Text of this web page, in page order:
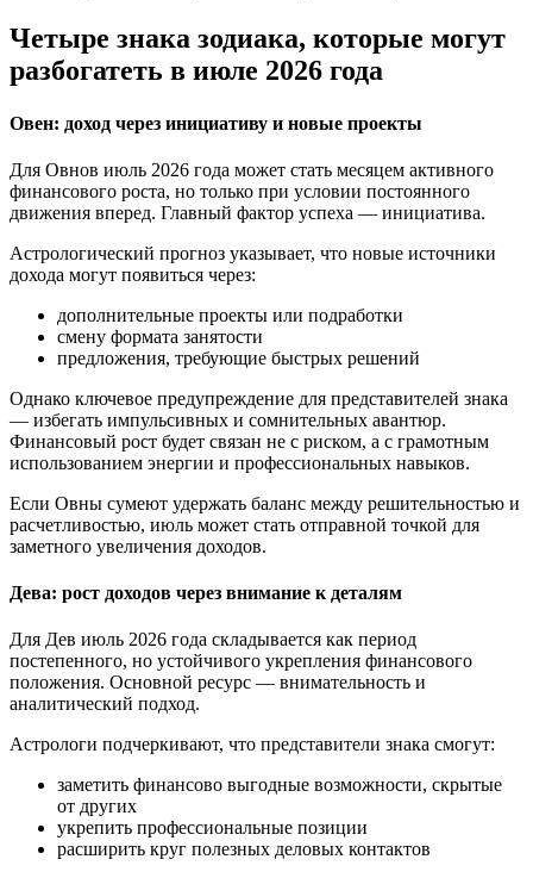
Четыре знака зодиака, которые могут
разбогатеть в июле 2026 года
Овен: доход через инициативу и новые проекты
Для Овнов июль 2026 года может стать месяцем активного
финансового роста, но только при условии постоянного
движения вперед. Главный фактор успеха — инициатива.
Астрологический прогноз указывает, что новые источники
дохода могут появиться через:
дополнительные проекты или подработки
смену формата занятости
предложения, требующие быстрых решений
Однако ключевое предупреждение для представителей знака
— избегать импульсивных и сомнительных авантюр.
Финансовый рост будет связан не с риском, а с грамотным
использованием энергии и профессиональных навыков.
Если Овны сумеют удержать баланс между решительностью и
расчетливостью, июль может стать отправной точкой для
заметного увеличения доходов.
Дева: рост доходов через внимание к деталям
Для Дев июль 2026 года складывается как период
постепенного, но устойчивого укрепления финансового
положения. Основной ресурс — внимательность и
аналитический подход.
Астрологи подчеркивают, что представители знака смогут:
заметить финансово выгодные возможности, скрытые
от других
укрепить профессиональные позиции
расширить круг полезных деловых контактов